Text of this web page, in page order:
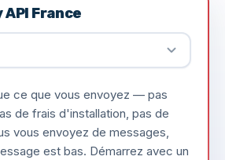
API France
ce que vous envoyez — pas
de frais d'installation, pas de
vous envoyez de messages,
est bas. Démarrez avec un